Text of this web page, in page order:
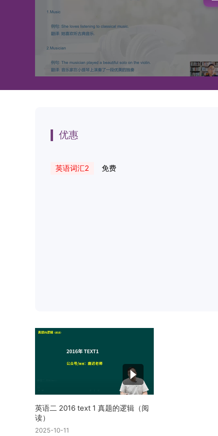
优惠
英语词汇2 免费
英语二 2016 text 1 真题的逻辑（阅
读）
2025-10-11